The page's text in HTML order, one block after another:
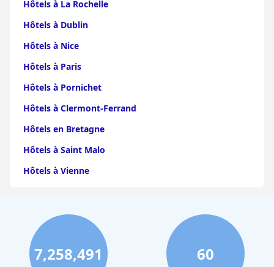
Hôtels à La Rochelle
Hôtels à Dublin
Hôtels à Nice
Hôtels à Paris
Hôtels à Pornichet
Hôtels à Clermont-Ferrand
Hôtels en Bretagne
Hôtels à Saint Malo
Hôtels à Vienne
Hôtels à Perpignan
Hôtels au Grand-Bornand
Hôtels à Strasbourg
7,258,491 60